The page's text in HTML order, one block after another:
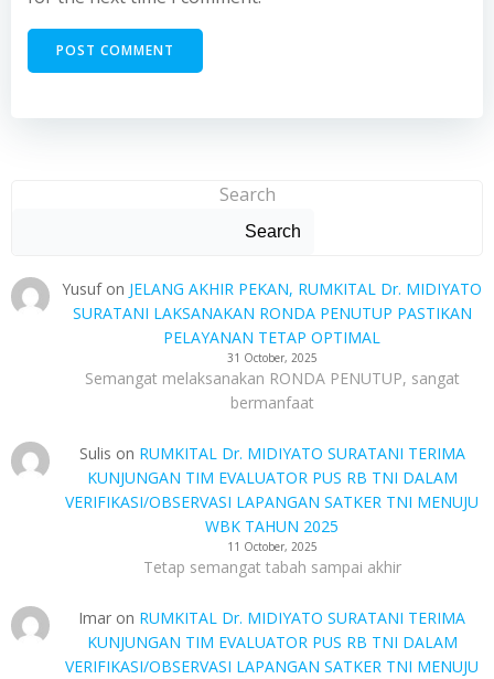
Search
Search
Yusufon JELANG AKHIR PEKAN, RUMKITAL Dr. MIDIYATO
SURATANI LAKSANAKAN RONDA PENUTUP PASTIKAN
PELAYANAN TETAP OPTIMAL
31 October, 2025
Semangat melaksanakan RONDA PENUTUP, sangat
bermanfaat
Sulis on RUMKITAL Dr. MIDIYATO SURATANI TERIMA
KUNJUNGAN TIM EVALUATOR PUS RB TNI DALAM
VERIFIKASI/OBSERVASI LAPANGAN SATKER TNI MENUJU
WBK TAHUN 2025
11 October, 2025
Tetap semangat tabah sampai akhir
Imar on RUMKITAL Dr. MIDIYATO SURATANI TERIMA
KUNJUNGAN TIM EVALUATOR PUS RB TNI DALAM
VERIFIKASI/OBSERVASI LAPANGAN SATKER TNI MENUJU